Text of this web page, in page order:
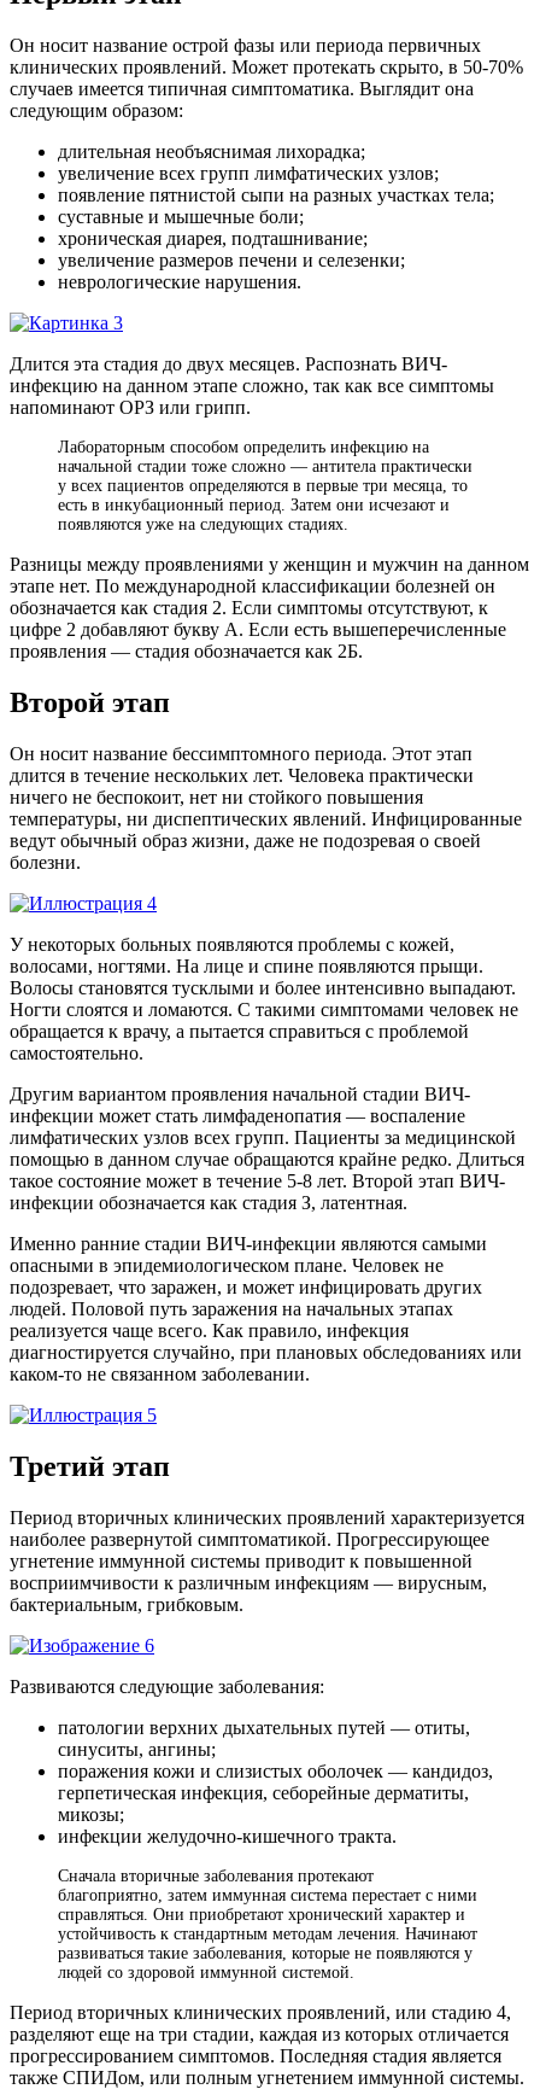
Он носит название острой фазы или периода первичных
клинических проявлений. Может протекать скрыто, в 50-70%
случаев имеется типичная симптоматика. Выглядит она
следующим образом:
длительная необъяснимая лихорадка;
увеличение всех групп лимфатических узлов;
появление пятнистой сыпи на разных участках тела;
суставные и мышечные боли;
хроническая диарея, подташнивание;
увеличение размеров печени и селезенки;
неврологические нарушения.
Длится эта стадия до двух месяцев. Распознать ВИЧ-
инфекцию на данном этапе сложно, так как все симптомы
напоминают ОРЗ или грипп.
Лабораторным способом определить инфекцию на
начальной стадии тоже сложно — антитела практически
у всех пациентов определяются в первые три месяца, то
есть в инкубационный период. Затем они исчезают и
появляются уже на следующих стадиях.
Разницы между проявлениями у женщин и мужчин на данном
этапе нет. По международной классификации болезней он
обозначается как стадия 2. Если симптомы отсутствуют, к
цифре 2 добавляют букву А. Если есть вышеперечисленные
проявления — стадия обозначается как 2Б.
Второй этап
Он носит название бессимптомного периода. Этот этап
длится в течение нескольких лет. Человека практически
ничего не беспокоит, нет ни стойкого повышения
температуры, ни диспептических явлений. Инфицированные
ведут обычный образ жизни, даже не подозревая о своей
болезни.
У некоторых больных появляются проблемы с кожей,
волосами, ногтями. На лице и спине появляются прыщи.
Волосы становятся тусклыми и более интенсивно выпадают.
Ногти слоятся и ломаются. С такими симптомами человек не
обращается к врачу, а пытается справиться с проблемой
самостоятельно.
Другим вариантом проявления начальной стадии ВИЧ-
инфекции может стать лимфаденопатия — воспаление
лимфатических узлов всех групп. Пациенты за медицинской
помощью в данном случае обращаются крайне редко. Длиться
такое состояние может в течение 5-8 лет. Второй этап ВИЧ-
инфекции обозначается как стадия З, латентная.
Именно ранние стадии ВИЧ-инфекции являются самыми
опасными в эпидемиологическом плане. Человек не
подозревает, что заражен, и может инфицировать других
людей. Половой путь заражения на начальных этапах
реализуется чаще всего. Как правило, инфекция
диагностируется случайно, при плановых обследованиях или
каком-то не связанном заболевании.
Третий этап
Период вторичных клинических проявлений характеризуется
наиболее развернутой симптоматикой. Прогрессирующее
угнетение иммунной системы приводит к повышенной
восприимчивости к различным инфекциям — вирусным,
бактериальным, грибковым.
Развиваются следующие заболевания:
патологии верхних дыхательных путей — отиты,
синуситы, ангины;
поражения кожи и слизистых оболочек — кандидоз,
герпетическая инфекция, себорейные дерматиты,
микозы;
инфекции желудочно-кишечного тракта.
Сначала вторичные заболевания протекают
благоприятно, затем иммунная система перестает с ними
справляться. Они приобретают хронический характер и
устойчивость к стандартным методам лечения. Начинают
развиваться такие заболевания, которые не появляются у
людей со здоровой иммунной системой.
Период вторичных клинических проявлений, или стадию 4,
разделяют еще на три стадии, каждая из которых отличается
прогрессированием симптомов. Последняя стадия является
также СПИДом, или полным угнетением иммунной системы.